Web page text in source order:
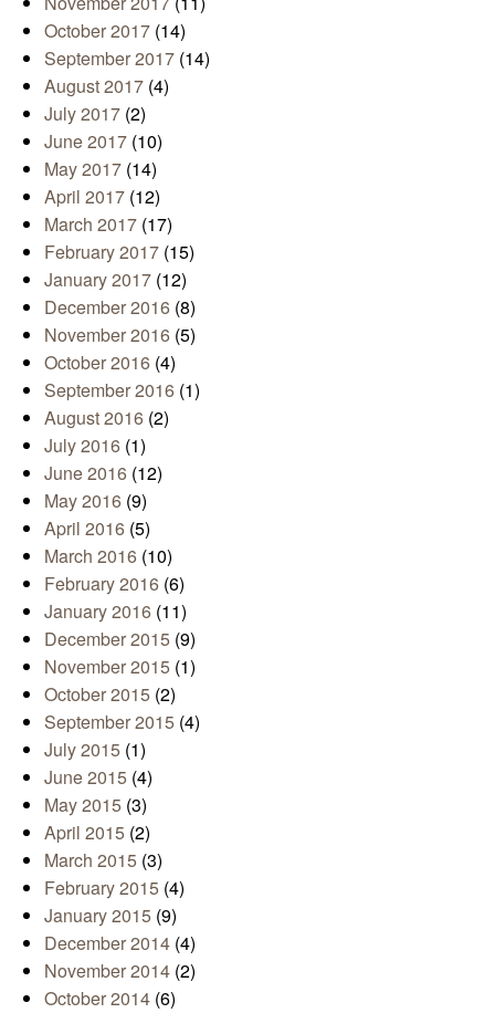
October 2017 (14)
September 2017 (14)
August 2017 (4)
July 2017 (2)
June 2017 (10)
May 2017 (14)
April 2017 (12)
March 2017 (17)
February 2017 (15)
January 2017 (12)
December 2016 (8)
November 2016 (5)
October 2016 (4)
September 2016 (1)
August 2016 (2)
July 2016 (1)
June 2016 (12)
May 2016 (9)
April 2016 (5)
March 2016 (10)
February 2016 (6)
January 2016 (11)
December 2015 (9)
November 2015 (1)
October 2015 (2)
September 2015 (4)
July 2015 (1)
June 2015 (4)
May 2015 (3)
April 2015 (2)
March 2015 (3)
February 2015 (4)
January 2015 (9)
December 2014 (4)
November 2014 (2)
October 2014 (6)